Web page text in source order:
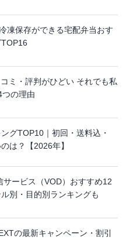
凍保存ができる宅配弁当おす
ミ・評判がひどい それでも私
の理由
グTOP10｜初回・送料込・
は？【2026年】
サービス（VOD）おすすめ12
別・目的別ランキングも
の最新キャンペーン・割引